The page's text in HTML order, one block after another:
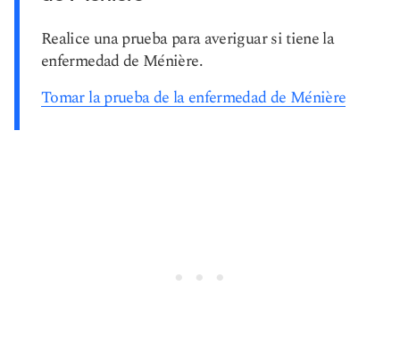
Realice una prueba para averiguar si tiene la
enfermedad de Ménière.
Tomar la prueba de la enfermedad de Ménière